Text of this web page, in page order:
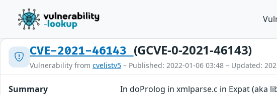
CVE-2021-46143 (GCVE-0-2021-46143)
Vulnerability from cvelistv5 – Published: 2022-01-06 03:48 – Updated:
Summary
In doProlog in xmlparse.c in Expat (aka